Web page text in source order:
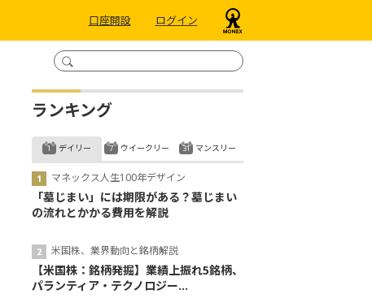
口座開設 ログイン
ランキング
デイリー
マネックス人生100年デザイン
「墓じまい」には期限がある？墓じまい
の流れとかかる費用を解説
米国株、業界動向と銘柄解説
【米国株：銘柄発掘】業績上振れ5銘柄、
パランティア・テクノロジー...
ウイークリー マンスリー